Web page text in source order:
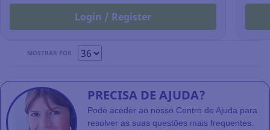
Login / Register
MOSTRAR POR
PRECISA DE AJUDA?
Pode aceder ao nosso Centro de Ajuda para
resolver as suas questões mais frequentes.